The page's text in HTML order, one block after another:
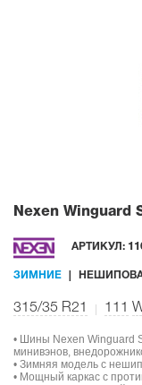
Nexen Winguard
АРТИКУЛ:
ЗИМНИЕ
315/35 R21 111
• Шины Nexen Winguard
минивэнов,
• Зимняя модель с
• Мощный каркас с